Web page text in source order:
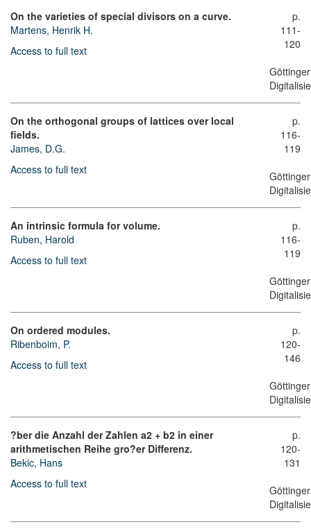
On the varieties of special divisors on a curve.
Martens, Henrik H.
Access to full text
p.
111-
120
Göttinger
On the orthogonal groups of lattices over local
fields.
James, D.G.
Access to full text
p.
116-
119
Göttinger
An intrinsic formula for volume.
Ruben, Harold
Access to full text
p.
116-
119
Göttinger
On ordered modules.
Ribenboim, P.
Access to full text
p.
120-
146
Göttinger
?ber die Anzahl der Zahlen a2 + b2 in einer
arithmetischen Reihe gro?er Differenz.
Bekic, Hans
Access to full text
p.
120-
131
Göttinger